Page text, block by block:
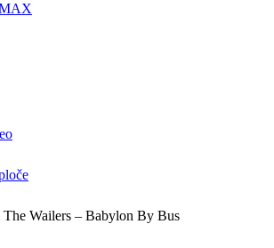
Wailers ‎– Babylon By Bus